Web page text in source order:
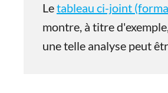
Letableau ci-joint
montre, à titre
une telle analyse peut